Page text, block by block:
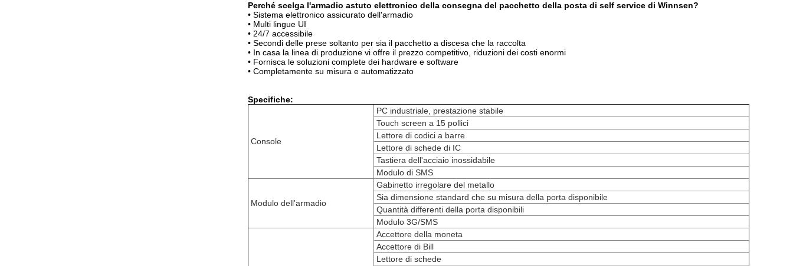
Perché scelga l'armadio astuto elettronico della consegna del pacchetto della posta di self service di Winnsen?
• Sistema elettronico assicurato dell'armadio
• Multi lingue UI
• 24/7 accessibile
• Secondi delle prese soltanto per sia il pacchetto a discesa che la raccolta
• In casa la linea di produzione vi offre il prezzo competitivo, riduzioni dei costi enormi
• Fornisca le soluzioni complete dei hardware e software
• Completamente su misura e automatizzato
Specifiche:
Console
PC industriale, prestazione stabile
Touch screen a 15 pollici
Lettore di codici a barre
Lettore di schede di IC
Tastiera dell'acciaio inossidabile
Modulo di SMS
Modulo dell'armadio
Gabinetto irregolare del metallo
Sia dimensione standard che su misura della porta disponibile
Quantità differenti della porta disponibili
Modulo 3G/SMS
Accettore della moneta
Accettore di Bill
Lettore di schede